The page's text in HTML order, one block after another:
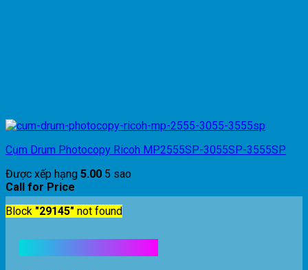
Cụm Drum Photocopy Ricoh MP2555SP-3055SP-3555SP
Được xếp hạng 5.00 5 sao
Call for Price
Block "29145" not found